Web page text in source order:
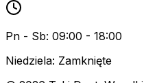
Pn - Sb: 09:00 - 18:00
Niedziela: Zamknięte